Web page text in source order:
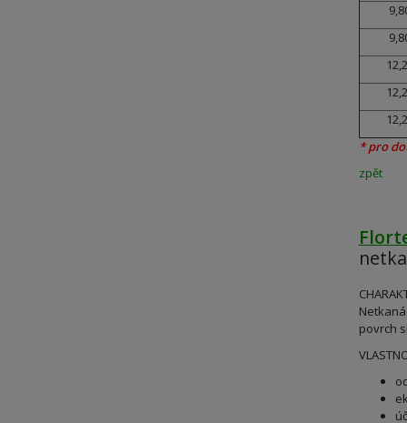
* pro
zpět
povrch